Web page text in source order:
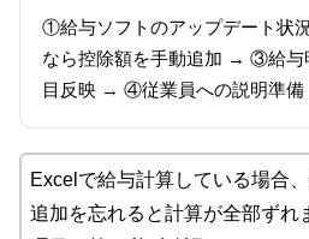
①給与ソフトのアップデート状
なら控除額を手動追加 → ③給与
目反映 → ④従業員への説明準備
Excelで給与計算している場合
追加を忘れると計算が全部ずれ